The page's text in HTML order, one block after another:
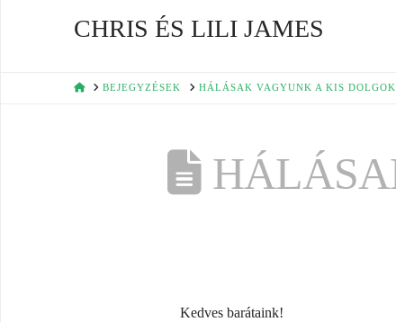
CHRIS ÉS LILI JAMES
HOMEBEJEGYZÉSEK HÁLÁSAK VAGYUNK A KIS
Kedves barátaink!